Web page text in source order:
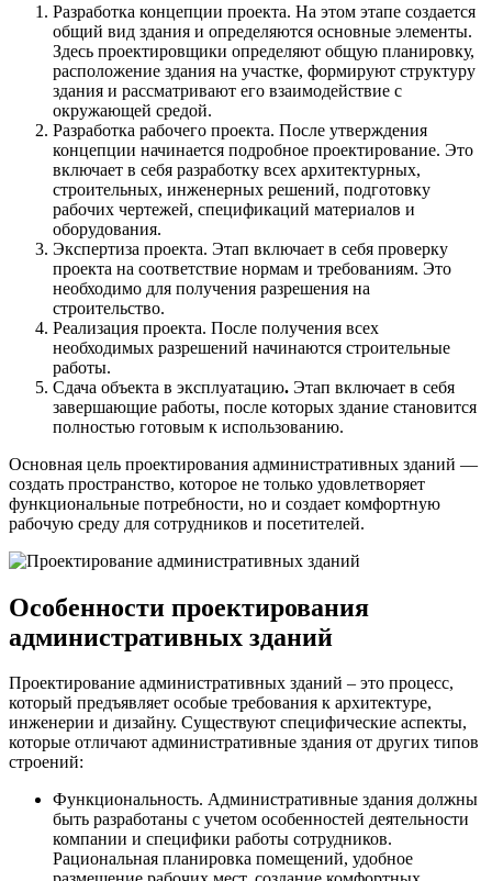
Разработка концепции проекта. На этом этапе создается
общий вид здания и определяются основные элементы.
Здесь проектировщики определяют общую планировку,
расположение здания на участке, формируют структуру
здания и рассматривают его взаимодействие с
окружающей средой.
Разработка рабочего проекта. После утверждения
концепции начинается подробное проектирование. Это
включает в себя разработку всех архитектурных,
строительных, инженерных решений, подготовку
рабочих чертежей, спецификаций материалов и
оборудования.
Экспертиза проекта. Этап включает в себя проверку
проекта на соответствие нормам и требованиям. Это
необходимо для получения разрешения на
строительство.
Реализация проекта. После получения всех
необходимых разрешений начинаются строительные
работы.
Сдача объекта в эксплуатацию. Этап включает в себя
завершающие работы, после которых здание становится
полностью готовым к использованию.
Основная цель проектирования административных зданий —
создать пространство, которое не только удовлетворяет
функциональные потребности, но и создает комфортную
рабочую среду для сотрудников и посетителей.
Особенности проектирования
административных зданий
Проектирование административных зданий – это процесс,
который предъявляет особые требования к архитектуре,
инженерии и дизайну. Существуют специфические аспекты,
которые отличают административные здания от других типов
строений:
Функциональность. Административные здания должны
быть разработаны с учетом особенностей деятельности
компании и специфики работы сотрудников.
Рациональная планировка помещений, удобное